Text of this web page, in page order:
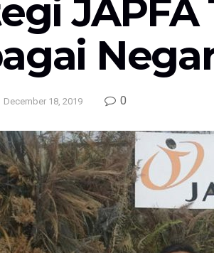
December 18, 2019 0